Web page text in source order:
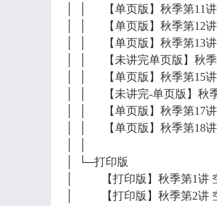
│ │ 【单页版】秋季第11讲
│ │ 【单页版】秋季第12讲
│ │ 【单页版】秋季第13讲
│ │ 【未讲完单页版】秋季
│ │ 【单页版】秋季第15讲
│ │ 【未讲完-单页版】秋季
│ │ 【单页版】秋季第17讲
│ │ 【单页版】秋季第18讲
│ └─打印版
│ 【打印版】秋季第1讲
│ 【打印版】秋季第2讲